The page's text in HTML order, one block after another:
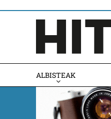
ALBISTEAK